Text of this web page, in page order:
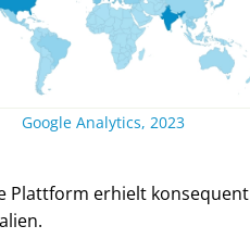
Google Analytics, 2023
Plattform erhielt konsequent